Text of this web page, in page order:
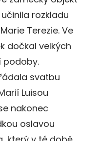
rozkladu
Terezie. Ve
dočkal velkých
podoby.
svatbu
Luisou
nakonec
oslavou